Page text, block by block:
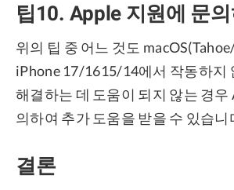
팁10. Apple 지원에 문
위의 팁 중 어느 것도
iPhone 17/1615/14에서 작동하지
해결하는 데 도움이 되지 않는 경우
의하여 추가 도움을 받을 수 있습니
결론